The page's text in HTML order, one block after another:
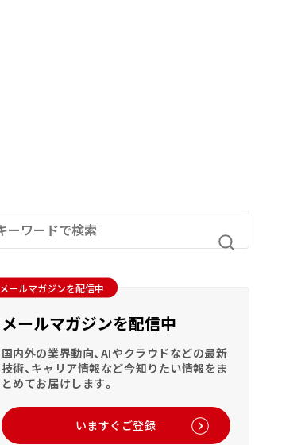
メールマガジンを配信中
メールマガジンを配信中
国内外の業界動向、AIやクラウドなどの最新
技術、キャリア情報など今知りたい情報をま
とめてお届けします。
いますぐご登録